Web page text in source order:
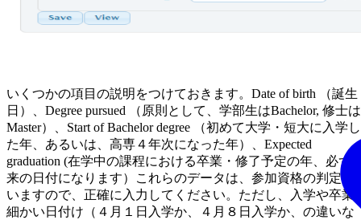
いくつかの項目の説明をつけておきます。Date of birth （誕生
日）、Degree pursued （原則として、学部生はBachelor, 修士は
Master）、Start of Bachelor degree （初めて大学・短大に入学し
た年、あるいは、高専４年次になった年）、Expected
graduation (在学中の課程における卒業・修了予定の年、必ず
来の日付になります）これらのデータは、参加資格の判定で
いますので、正確に入力してください。ただし、入学や卒業
細かい日付け（４月１日入学か、４月８日入学か、の違いな